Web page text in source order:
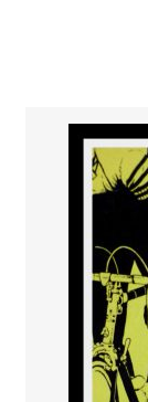
MONNERAT
quantity